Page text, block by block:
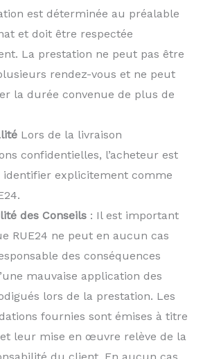
est déterminée au préalable
et doit être respectée
La prestation ne peut pas être
rendez-vous et ne peut
la durée convenue de plus de
Lors de la livraison
confidentielles, l’acheteur est
identifier explicitement comme
des Conseils : Il est important
RUE24 ne peut en aucun cas
des conséquences
mauvaise application des
lors de la prestation. Les
fournies sont émises à titre
leur mise en œuvre relève de la